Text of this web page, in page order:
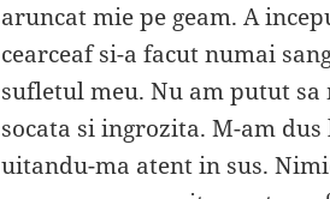
aruncat mie pe geam. A
cearceaf si-a facut numai
sufletul meu. Nu am putut
socata si ingrozita. M-am
uitandu-ma atent in sus.